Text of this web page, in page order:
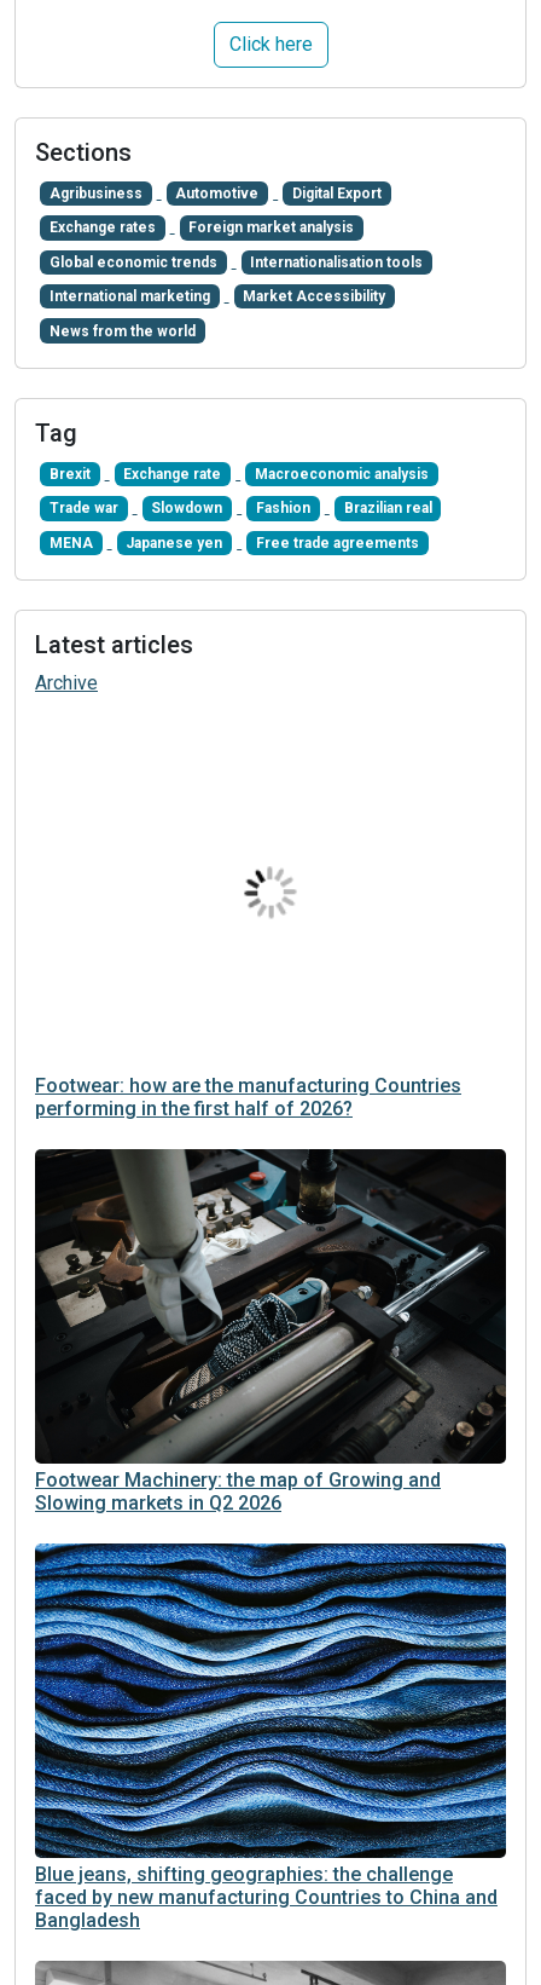
Click here
Sections
Agribusiness Automotive Digital Export
Exchange rates Foreign market analysis
Global economic trends Internationalisation tools
International marketing Market Accessibility
News from the world
Tag
Brexit Exchange rate Macroeconomic analysis
Trade war Slowdown Fashion Brazilian real
MENA Japanese yen Free trade agreements
Latest articles
Archive
Footwear: how are the manufacturing Countries
performing in the first half of 2026?
Footwear Machinery: the map of Growing and
Slowing markets in Q2 2026